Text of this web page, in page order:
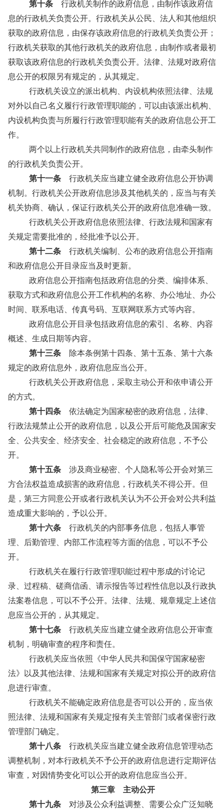
第十条 行政机关制作的政府信息，由制作该政府信
息的行政机关负责公开。行政机关从公民、法人和其他组织
获取的政府信息，由保存该政府信息的行政机关负责公开；
行政机关获取的其他行政机关的政府信息，由制作或者最初
获取该政府信息的行政机关负责公开。法律、法规对政府信
息公开的权限另有规定的，从其规定。
行政机关设立的派出机构、内设机构依照法律、法规
对外以自己名义履行行政管理职能的，可以由该派出机构、
内设机构负责与所履行行政管理职能有关的政府信息公开工
作。
两个以上行政机关共同制作的政府信息，由牵头制作
的行政机关负责公开。
第十一条 行政机关应当建立健全政府信息公开协调
机制。行政机关公开政府信息涉及其他机关的，应当与有关
机关协商、确认，保证行政机关公开的政府信息准确一致。
行政机关公开政府信息依照法律、行政法规和国家有
关规定需要批准的，经批准予以公开。
第十二条 行政机关编制、公布的政府信息公开指南
和政府信息公开目录应当及时更新。
政府信息公开指南包括政府信息的分类、编排体系、
获取方式和政府信息公开工作机构的名称、办公地址、办公
时间、联系电话、传真号码、互联网联系方式等内容。
政府信息公开目录包括政府信息的索引、名称、内容
概述、生成日期等内容。
第十三条 除本条例第十四条、第十五条、第十六条
规定的政府信息外，政府信息应当公开。
行政机关公开政府信息，采取主动公开和依申请公开
的方式。
第十四条 依法确定为国家秘密的政府信息，法律、
行政法规禁止公开的政府信息，以及公开后可能危及国家安
全、公共安全、经济安全、社会稳定的政府信息，不予公
开。
第十五条 涉及商业秘密、个人隐私等公开会对第三
方合法权益造成损害的政府信息，行政机关不得公开。但
是，第三方同意公开或者行政机关认为不公开会对公共利益
造成重大影响的，予以公开。
第十六条 行政机关的内部事务信息，包括人事管
理、后勤管理、内部工作流程等方面的信息，可以不予公
开。
行政机关在履行行政管理职能过程中形成的讨论记
录、过程稿、磋商信函、请示报告等过程性信息以及行政执
法案卷信息，可以不予公开。法律、法规、规章规定上述信
息应当公开的，从其规定。
第十七条 行政机关应当建立健全政府信息公开审查
机制，明确审查的程序和责任。
行政机关应当依照《中华人民共和国保守国家秘密
法》以及其他法律、法规和国家有关规定对拟公开的政府信
息进行审查。
行政机关不能确定政府信息是否可以公开的，应当依
照法律、法规和国家有关规定报有关主管部门或者保密行政
管理部门确定。
第十八条 行政机关应当建立健全政府信息管理动态
调整机制，对本行政机关不予公开的政府信息进行定期评估
审查，对因情势变化可以公开的政府信息应当公开。
第三章 主动公开
第十九条 对涉及公众利益调整、需要公众广泛知晓